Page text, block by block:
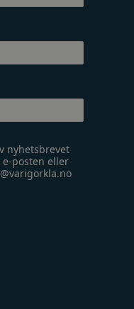
nyhetsbrevet
posten eller